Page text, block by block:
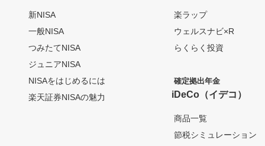
新NISA
一般NISA
つみたてNISA
ジュニアNISA
NISAをはじめるには
楽天証券NISAの魅力
楽ラップ
ウェルスナビ×R
らくらく投資
確定拠出年金
iDeCo（イデコ）
商品一覧
節税シミュレーション